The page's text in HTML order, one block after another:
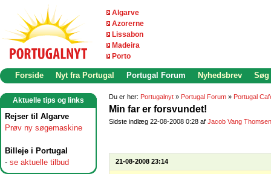
Algarve
Azorerne
Lissabon
Madeira
Porto
Forside Nyt fra Portugal Portugal Forum Nyhedsbrev Søg
Aktuelle tips og links
Rejser til Algarve
Prøv ny søgemaskine
Billeje i Portugal
- se aktuelle tilbud
Du er her: Portugalnyt » Portugal Forum » Portugal
Min far er forsvundet!
Sidste indlæg 22-08-2008 0:28 af Jacob Vang Thomsen
21-08-2008 23:14